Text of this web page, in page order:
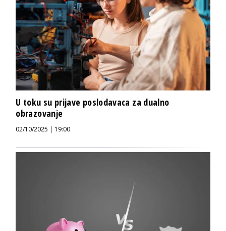
U toku su prijave poslodavaca za dualno
obrazovanje
02/10/2025 | 19:00